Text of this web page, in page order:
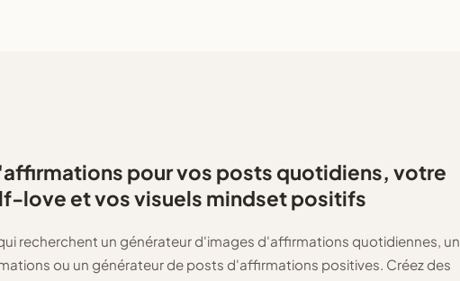
pour vos posts quotidiens, votre
love et vos visuels mindset positifs
recherchent un générateur d'images d'affirmations quotidiennes, un
ou un générateur de posts d'affirmations positives. Créez des